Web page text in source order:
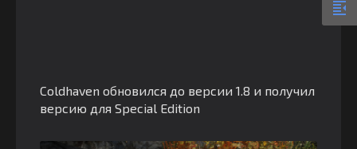
Coldhaven обновился до версии 1.8 и получил
версию для Special Edition